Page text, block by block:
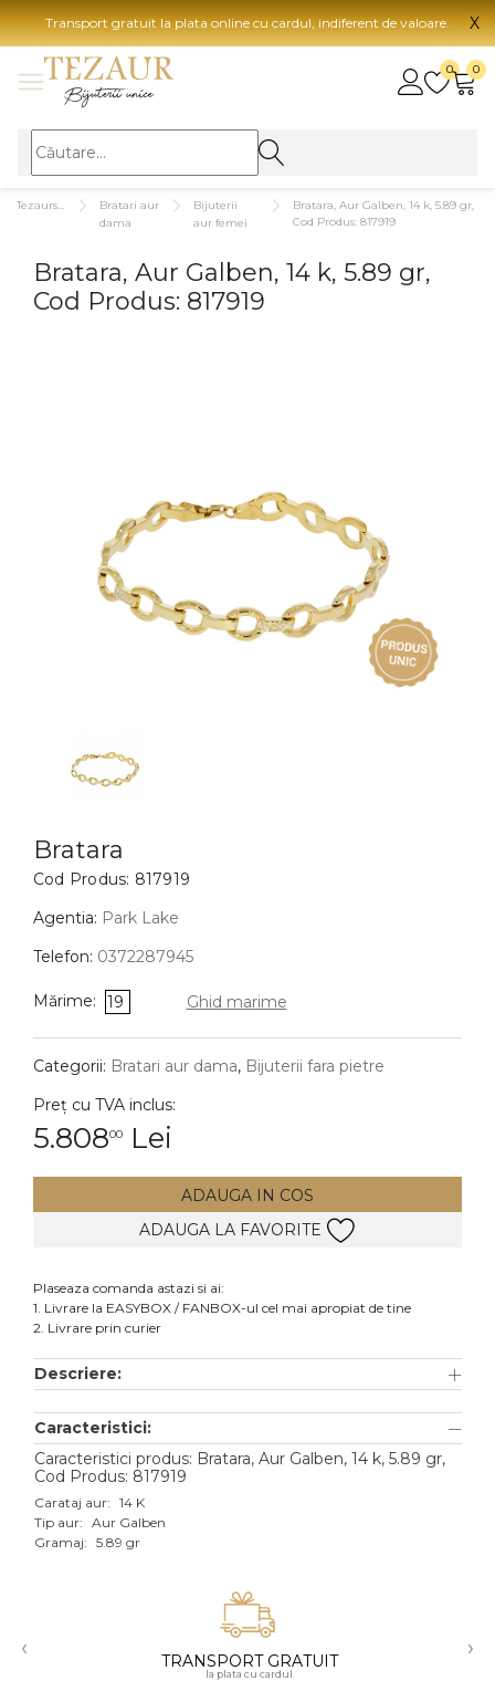
Transport gratuit la plata online cu cardul, indiferent de valoare. X
0 0
BIJUTERII
BIJUTERII FEMEI
Inele
Bratari
BIJUTERII COPII
Cercei
Bratari
Coliere
Lanturi
Pandantive
DIAMANTE Vezi toate
Cercei
Accesorii
Aur alb
Aur roz
Aur mixt
18K
Bratari aur
dama
Bijuterii
aur femei
Bratara, Aur Galben, 14 k, 5.89 gr,
Cod Produs: 817919
Bratara, Aur Galben, 14 k, 5.89 gr,
Cod Produs: 817919
Bratara
Cod Produs: 817919
Agentia: Park Lake
Telefon: 0372287945
Mărime: 19 Ghid marime
Categorii: Bratari aur dama, Bijuterii fara pietre
Preț cu TVA inclus:
5.80800 Lei
ADAUGA IN COS
ADAUGA LA FAVORITE
Plaseaza comanda astazi si ai:
1. Livrare la EASYBOX / FANBOX-ul cel mai apropiat de tine
2. Livrare prin curier
Descriere:
Caracteristici:
Caracteristici produs: Bratara, Aur Galben, 14 k, 5.89 gr,
Cod Produs: 817919
Carataj aur: 14 K
Tip aur: Aur Galben
Gramaj: 5.89 gr
‹ TRANSPORT GRATUIT
la plata cu cardul
›